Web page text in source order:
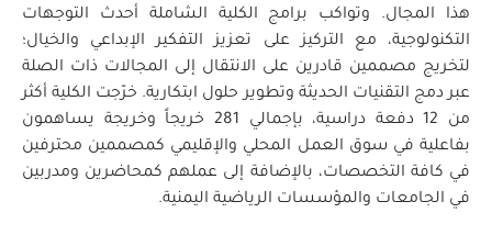
هذا المجال. وتواكب برامج الكلية الشاملة أحدث التوجهات
التكنولوجية، مع التركيز على تعزيز التفكير الإبداعي والخيال؛
لتخريج مصممين قادرين على الانتقال إلى المجالات ذات الصلة
عبر دمج التقنيات الحديثة وتطوير حلول ابتكارية. خرّجت الكلية أكثر
من 12 دفعة دراسية، بإجمالي 281 خريجاً وخريجة يساهمون
بفاعلية في سوق العمل المحلي والإقليمي كمصممين محترفين
في كافة التخصصات، بالإضافة إلى عملهم كمحاضرين ومدربين
في الجامعات والمؤسسات الرياضية اليمنية.